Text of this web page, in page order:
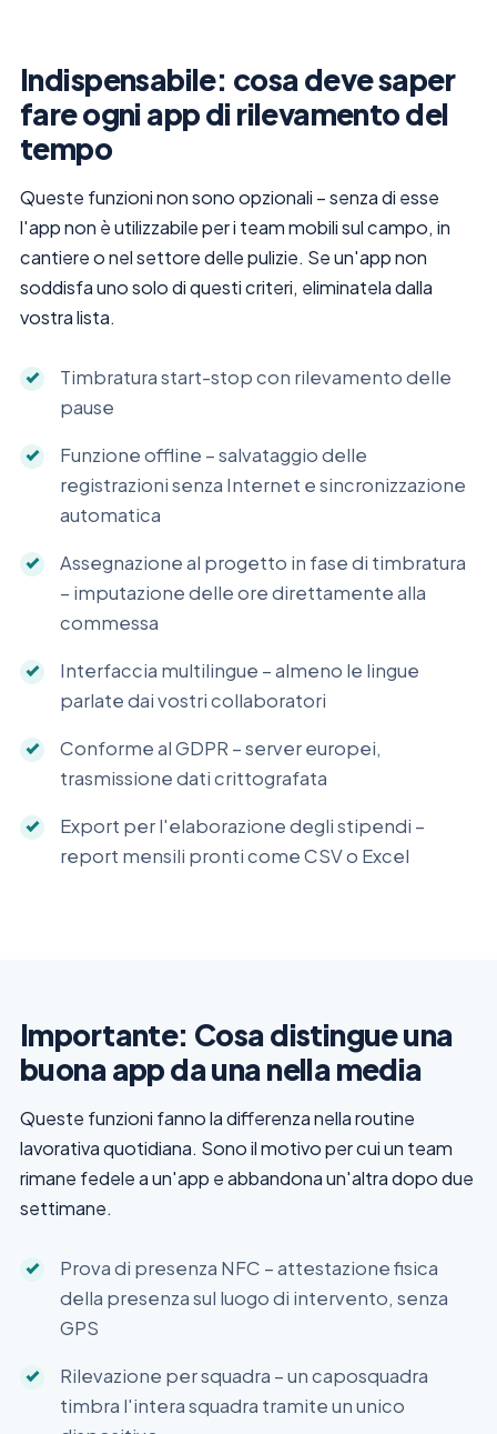
Indispensabile: cosa deve saper
fare ogni app di rilevamento del
tempo
Queste funzioni non sono opzionali – senza di esse
l'app non è utilizzabile per i team mobili sul campo, in
cantiere o nel settore delle pulizie. Se un'app non
soddisfa uno solo di questi criteri, eliminatela dalla
vostra lista.
Timbratura start-stop con rilevamento delle
pause
Funzione offline – salvataggio delle
registrazioni senza Internet e sincronizzazione
automatica
Assegnazione al progetto in fase di timbratura
– imputazione delle ore direttamente alla
commessa
Interfaccia multilingue – almeno le lingue
parlate dai vostri collaboratori
Conforme al GDPR – server europei,
trasmissione dati crittografata
Export per l'elaborazione degli stipendi –
report mensili pronti come CSV o Excel
Importante: Cosa distingue una
buona app da una nella media
Queste funzioni fanno la differenza nella routine
lavorativa quotidiana. Sono il motivo per cui un team
rimane fedele a un'app e abbandona un'altra dopo due
settimane.
Prova di presenza NFC – attestazione fisica
della presenza sul luogo di intervento, senza
GPS
Rilevazione per squadra – un caposquadra
timbra l'intera squadra tramite un unico